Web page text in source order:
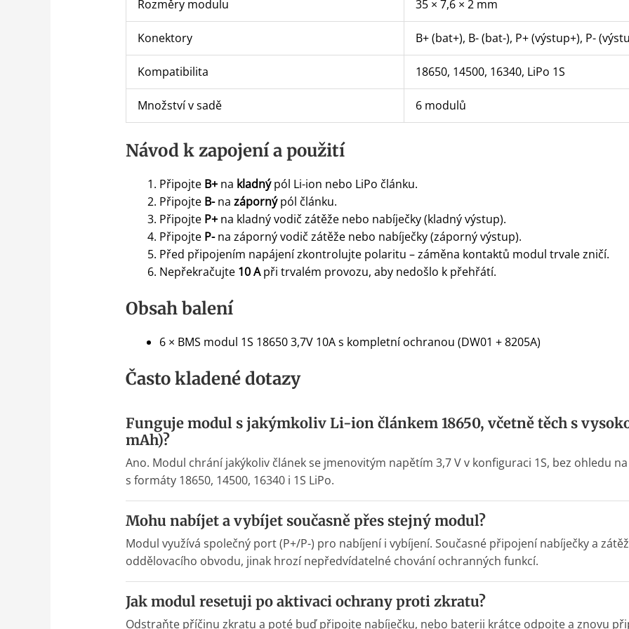
Rozměry modulu 35 × 7,6 × 2 mm
Konektory B+ (bat+), B- (bat-), P+ (výstup+), P-
Kompatibilita 18650, 14500, 16340, LiPo 1S
Množství v sadě 6 modulů
Návod k zapojení a použití
Připojte B+na kladnýpól Li-ion nebo LiPo článku.
Připojte B-na zápornýpól článku.
Připojte P+na kladný vodič zátěže nebo nabíječky (kladný výstup).
Připojte P-na záporný vodič zátěže nebo nabíječky (záporný výstup).
Před připojením napájení zkontrolujte polaritu – záměna kontaktů modul trvale zničí.
Nepřekračujte 10 Apři trvalém provozu, aby nedošlo k přehřátí.
Obsah balení
6 × BMS modul 1S 18650 3,7V 10A s kompletní ochranou (DW01 + 8205A)
Často kladené dotazy
Funguje modul s jakýmkoliv Li-ion článkem 18650, včetně těch s
mAh)?
Ano. Modul chrání jakýkoliv článek se jmenovitým napětím 3,7 V v konfiguraci 1S, bez ohledu
s formáty 18650, 14500, 16340 i 1S LiPo.
Mohu nabíjet a vybíjet současně přes stejný modul?
Modul využívá společný port (P+/P-) pro nabíjení i vybíjení. Současné připojení nabíječky a
oddělovacího obvodu, jinak hrozí nepředvídatelné chování ochranných funkcí.
Jak modul resetuji po aktivaci ochrany proti zkratu?
Odstraňte příčinu zkratu a poté buď připojte nabíječku, nebo baterii krátce odpojte a znovu